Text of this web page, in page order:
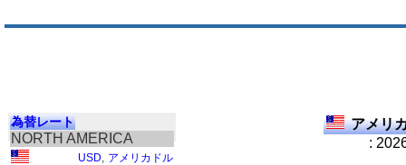
為替レート
NORTH AMERICA
USD アメリカドル
アメリ
: